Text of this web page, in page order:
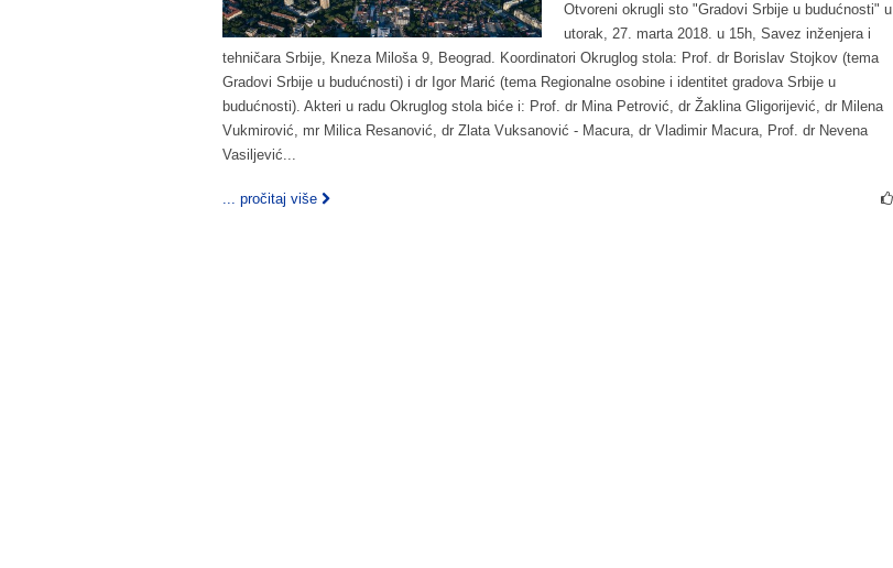
Otvoreni okrugli sto "Gradovi Srbije u budućnosti" u
utorak, 27. marta 2018. u 15h, Savez inženjera i
tehničara Srbije, Kneza Miloša 9, Beograd. Koordinatori Okruglog stola: Prof. dr Borislav Stojkov (tema
Gradovi Srbije u budućnosti) i dr Igor Marić (tema Regionalne osobine i identitet gradova Srbije u
budućnosti). Akteri u radu Okruglog stola biće i: Prof. dr Mina Petrović, dr Žaklina Gligorijević, dr Milena
Vukmirović, mr Milica Resanović, dr Zlata Vuksanović - Macura, dr Vladimir Macura, Prof. dr Nevena
Vasiljević...
... pročitaj više